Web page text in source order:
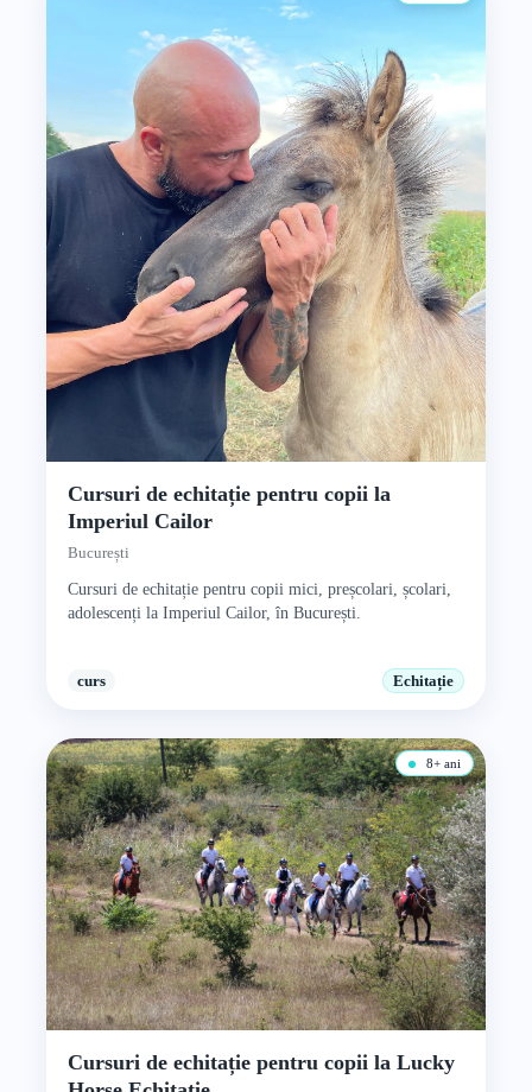
Cursuri de echitație pentru copii la
Imperiul Cailor
București
Cursuri de echitație pentru copii mici, preșcolari, școlari,
adolescenți la Imperiul Cailor, în București.
curs Echitație
8+ ani
Cursuri de echitație pentru copii la Lucky